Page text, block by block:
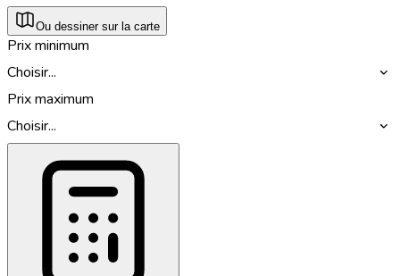
Ou dessiner sur la carte
Prix minimum
Choisir...
Prix maximum
Choisir...